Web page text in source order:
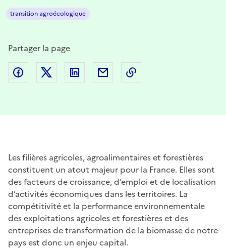
transition agroécologique
Partager la page
Partager sur Facebook
Partager sur Twitter
Partager sur LinkedIn
Partager par email
Les filières agricoles, agroalimentaires et forestières
constituent un atout majeur pour la France. Elles sont
des facteurs de croissance, d’emploi et de localisation
d’activités économiques dans les territoires. La
compétitivité et la performance environnementale
des exploitations agricoles et forestières et des
entreprises de transformation de la biomasse de notre
pays est donc un enjeu capital.